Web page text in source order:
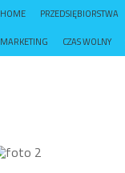
HOME PRZEDSIĘBIORSTWA
MARKETING CZAS WOLNY